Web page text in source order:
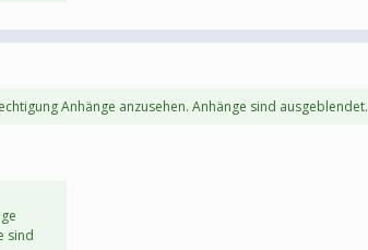
Anhänge anzusehen. Anhänge sind ausgeblendet.
sind